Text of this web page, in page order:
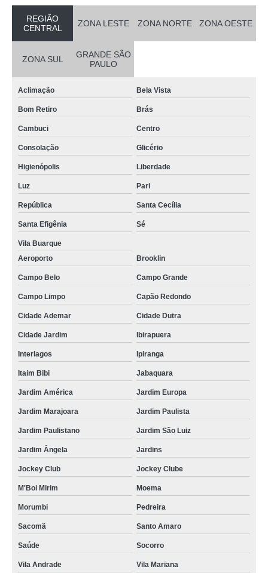
REGIÃO
CENTRAL
ZONA LESTE ZONA NORTE ZONA OESTE
ZONA SUL
GRANDE SÃO
PAULO
Aclimação Bela Vista
Bom Retiro Brás
Cambuci Centro
Consolação Glicério
Higienópolis Liberdade
Luz Pari
República Santa Cecília
Santa Efigênia Sé
Vila Buarque
Aeroporto
Brooklin
Campo Belo Campo Grande
Campo Limpo Capão Redondo
Cidade Ademar Cidade Dutra
Cidade Jardim Ibirapuera
Interlagos Ipiranga
Itaim Bibi Jabaquara
Jardim América Jardim Europa
Jardim Marajoara Jardim Paulista
Jardim Paulistano Jardim São Luiz
Jardim Ângela Jardins
Jockey Club Jockey Clube
M'Boi Mirim Moema
Morumbi Pedreira
Sacomã Santo Amaro
Saúde Socorro
Vila Andrade Vila Mariana